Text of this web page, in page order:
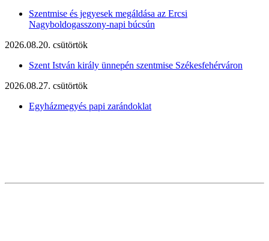
Szentmise és jegyesek megáldása az Ercsi
Nagyboldogasszony-napi búcsún
2026.08.20. csütörtök
Szent István király ünnepén szentmise Székesfehérváron
2026.08.27. csütörtök
Egyházmegyés papi zarándoklat